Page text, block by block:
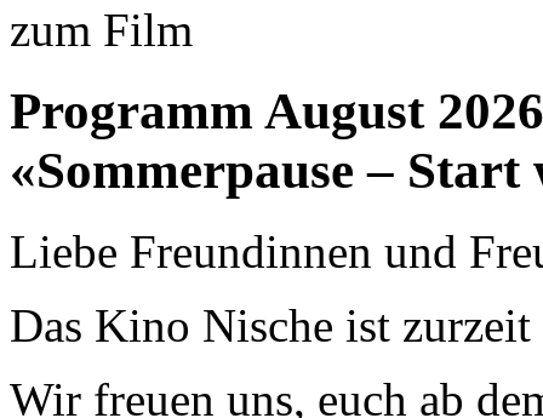
zum Film
Programm August 2026
«Sommerpause – Start
Liebe Freundinnen und
Das Kino Nische ist zurzeit
Wir freuen uns, euch ab